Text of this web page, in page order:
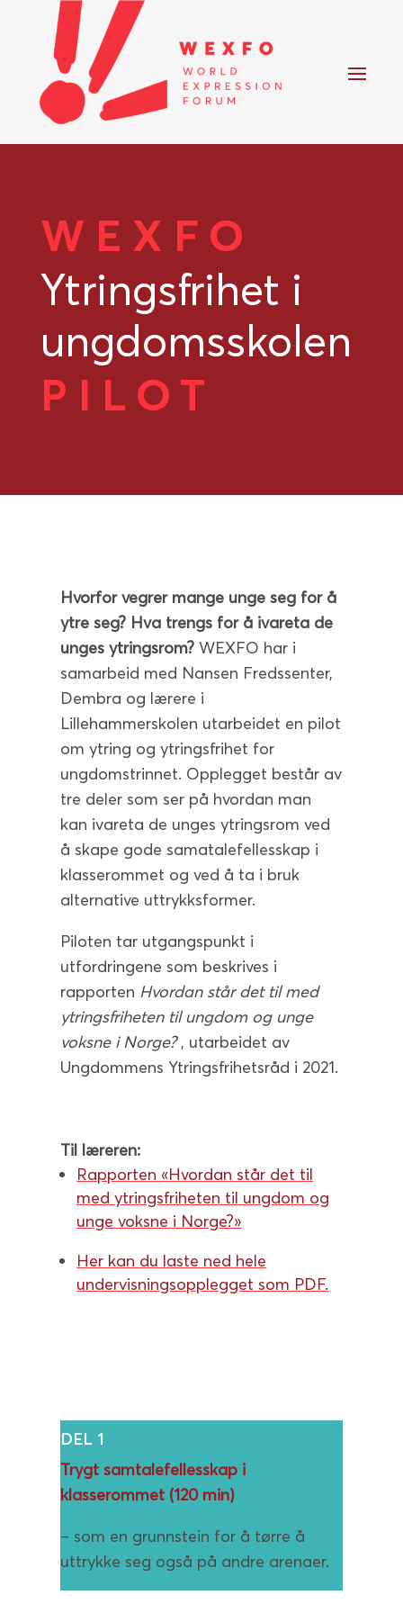
WEXFO
Ytringsfrihet i
ungdomsskolen
PILOT
Hvorfor vegrer mange unge seg for å
ytre seg? Hva trengs for å ivareta de
unges ytringsrom? WEXFO har i
samarbeid med Nansen Fredssenter,
Dembra og lærere i
Lillehammerskolen utarbeidet en pilot
om ytring og ytringsfrihet for
ungdomstrinnet. Opplegget består av
tre deler som ser på hvordan man
kan ivareta de unges ytringsrom ved
å skape gode samatalefellesskap i
klasserommet og ved å ta i bruk
alternative uttrykksformer.
Piloten tar utgangspunkt i
utfordringene som beskrives i
rapporten Hvordan står det til med
ytringsfriheten til ungdom og unge
voksne i Norge?, utarbeidet av
Ungdommens Ytringsfrihetsråd i 2021.
Til læreren:
Rapporten «Hvordan står det til
med ytringsfriheten til ungdom og
ungevoksne i Norge?»
Her kan du laste ned hele
undervisningsopplegget som PDF.
DEL 1
Trygt samtalefellesskap i
klasserommet (120 min)
– som en grunnstein for å tørre å
uttrykke seg også på andre arenaer.